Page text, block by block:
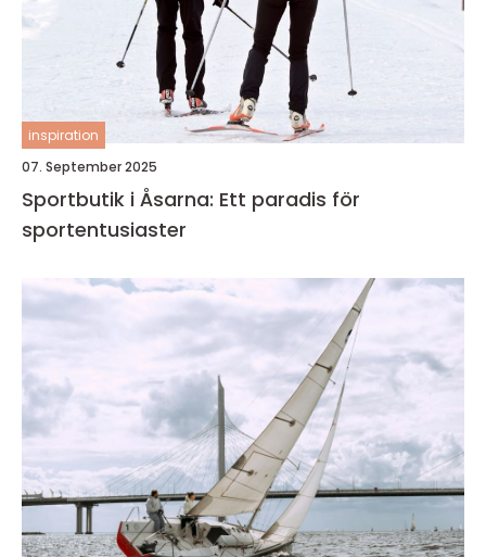
inspiration
07. September 2025
Sportbutik i Åsarna: Ett paradis för
sportentusiaster